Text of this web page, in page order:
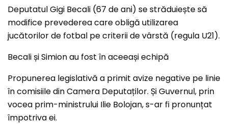
Deputatul Gigi Becali (67 de ani) se străduiește să
modifice prevederea care obligă utilizarea
jucătorilor de fotbal pe criterii de vârstă (regula U21).
Becali și Simion au fost în aceeași echipă
Propunerea legislativă a primit avize negative pe linie
în comisiile din Camera Deputaților. Și Guvernul, prin
vocea prim-ministrului Ilie Bolojan, s-ar fi pronunțat
împotriva ei.